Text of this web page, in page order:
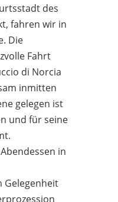
des
fahren wir in
Die
Fahrt
di Norcia
inmitten
gelegen ist
und für seine
in
Gelegenheit